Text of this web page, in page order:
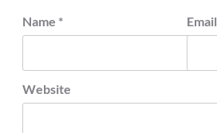
Name * Email
Website